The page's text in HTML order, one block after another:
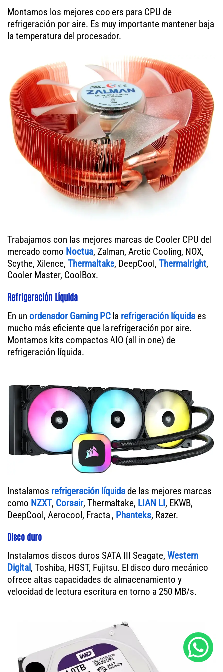
Montamos los mejores coolers para CPU de
refrigeración por aire. Es muy importante mantener baja
la temperatura del procesador.
Trabajamos con las mejores marcas de Cooler CPU del
mercado como Noctua, Zalman, Arctic Cooling, NOX,
Scythe, Xilence, Thermaltake, DeepCool, Thermalright,
Cooler Master, CoolBox.
Refrigeración Líquida
En un ordenador Gaming PC la refrigeración líquida es
mucho más eficiente que la refrigeración por aire.
Montamos kits compactos AIO (all in one) de
refrigeración líquida.
Instalamos refrigeración líquidade las mejores marcas
como NZXT, Corsair, Thermaltake, LIAN LI, EKWB,
DeepCool, Aerocool, Fractal, Phanteks, Razer.
Disco duro
Instalamos discos duros SATA III Seagate, Western
Digital, Toshiba, HGST, Fujitsu. El disco duro mecánico
ofrece altas capacidades de almacenamiento y
velocidad de lectura escritura en torno a 250 MB/s.